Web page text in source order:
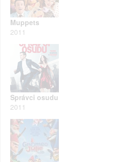
Muppets
2011
Správci osudu
2011